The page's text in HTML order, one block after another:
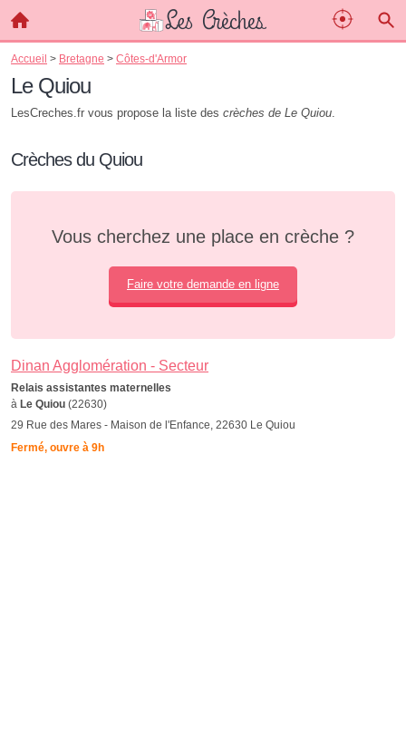
Accueil > Bretagne > Côtes-d'Armor
Le Quiou
LesCreches.fr vous propose la liste des crèches de Le Quiou.
Crèches du Quiou
Vous cherchez une place en crèche ?
Faire votre demande en ligne
Dinan Agglomération - Secteur
Relais assistantes maternelles
à Le Quiou (22630)
29 Rue des Mares - Maison de l'Enfance, 22630 Le Quiou
Fermé, ouvre à 9h